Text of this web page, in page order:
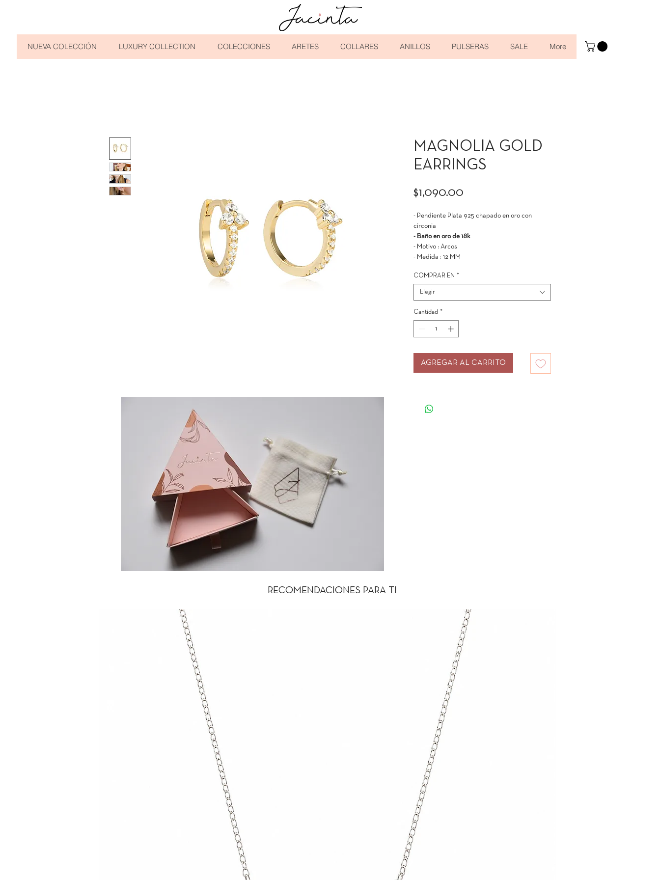
NUEVA COLECCIÓN LUXURY COLLECTION COLECCIONES ARETES COLLARES ANILLOS PULSERAS SALE More
MAGNOLIA GOLD
EARRINGS
$1,090.00
- Pendiente Plata 925 chapado en oro con
circonia
- Baño en oro de 18k
- Motivo : Arcos
- Medida : 12 MM
COMPRAR EN *
Elegir
Cantidad *
AGREGAR AL CARRITO
RECOMENDACIONES PARA TI